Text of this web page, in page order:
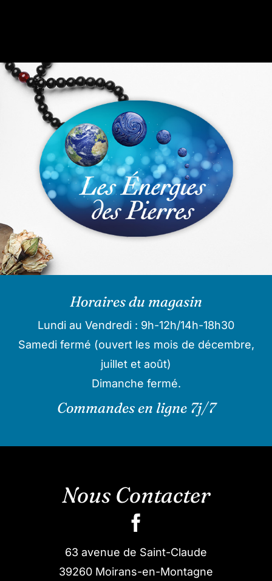
Horaires du magasin
Lundi au Vendredi : 9h-12h/14h-18h30
Samedi fermé (ouvert les mois de décembre,
juillet et août)
Dimanche fermé.
Commandes en ligne 7j/7
Nous Contacter
63 avenue de Saint-Claude
39260 Moirans-en-Montagne